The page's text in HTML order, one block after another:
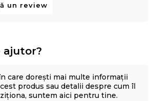
un review
ajutor?
care dorești mai multe informații
produs sau detalii despre cum îl
suntem aici pentru tine.